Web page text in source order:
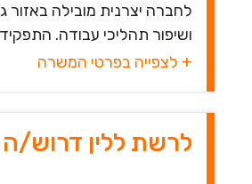
לחברה יצרנית מובילה
ושיפור תהליכי עבודה.
+ לצפייה בפרטי המשרה
לרשת ללין